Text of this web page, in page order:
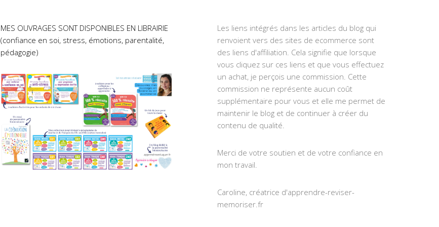
MES OUVRAGES SONT DISPONIBLES EN LIBRAIRIE
(confiance en soi, stress, émotions, parentalité,
pédagogie)
Les liens intégrés dans les articles du blog qui
renvoient vers des sites de ecommerce sont
des liens d'affiliation. Cela signifie que lorsque
vous cliquez sur ces liens et que vous effectuez
un achat, je perçois une commission. Cette
commission ne représente aucun coût
supplémentaire pour vous et elle me permet de
maintenir le blog et de continuer à créer du
contenu de qualité.
Merci de votre soutien et de votre confiance en
mon travail.
Caroline, créatrice d'apprendre-reviser-
memoriser.fr